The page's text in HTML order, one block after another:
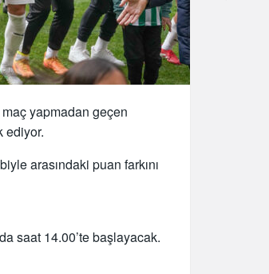
yapmadan geçen
ediyor.
arasındaki puan farkını
saat 14.00’te başlayacak.